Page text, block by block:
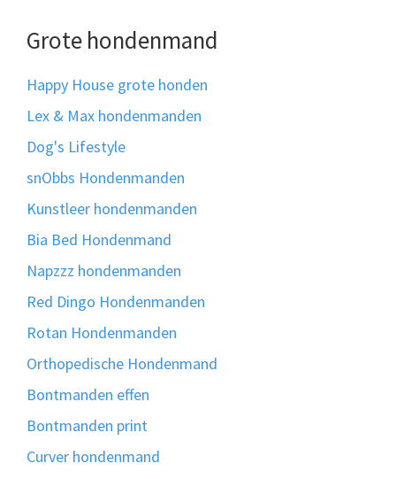
Grote hondenmand
Happy House grote honden
Lex & Max hondenmanden
Dog's Lifestyle
snObbs Hondenmanden
Kunstleer hondenmanden
Bia Bed Hondenmand
Napzzz hondenmanden
Red Dingo Hondenmanden
Rotan Hondenmanden
Orthopedische Hondenmand
Bontmanden effen
Bontmanden print
Curver hondenmand